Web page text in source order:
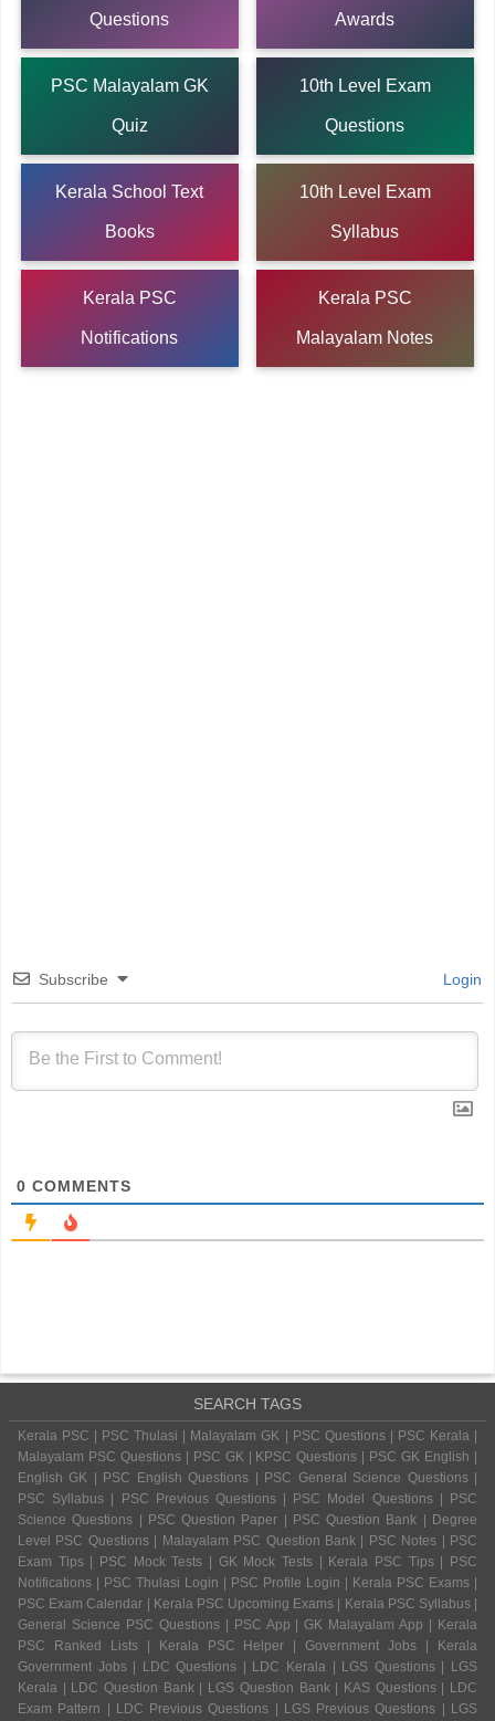
Questions Awards
PSC Malayalam GK
Quiz
10th Level Exam
Questions
Kerala School Text
Books
10th Level Exam
Syllabus
Kerala PSC
Notifications
Kerala PSC
Malayalam Notes
Subscribe Login
0 COMMENTS
SEARCH TAGS
Kerala PSC | PSC Thulasi | Malayalam GK | PSC Questions | PSC Kerala |
Malayalam PSC Questions | PSC GK | KPSC Questions | PSC GK English |
English GK | PSC English Questions | PSC General Science Questions |
PSC Syllabus | PSC Previous Questions | PSC Model Questions | PSC
Science Questions | PSC Question Paper | PSC Question Bank | Degree
Level PSC Questions | Malayalam PSC Question Bank | PSC Notes | PSC
Exam Tips | PSC Mock Tests | GK Mock Tests | Kerala PSC Tips | PSC
Notifications | PSC Thulasi Login | PSC Profile Login | Kerala PSC Exams |
PSC Exam Calendar | Kerala PSC Upcoming Exams | Kerala PSC Syllabus |
General Science PSC Questions | PSC App | GK Malayalam App | Kerala
PSC Ranked Lists | Kerala PSC Helper | Government Jobs | Kerala
Government Jobs | LDC Questions | LDC Kerala | LGS Questions | LGS
Kerala | LDC Question Bank | LGS Question Bank | KAS Questions | LDC
Exam Pattern | LDC Previous Questions | LGS Previous Questions | LGS